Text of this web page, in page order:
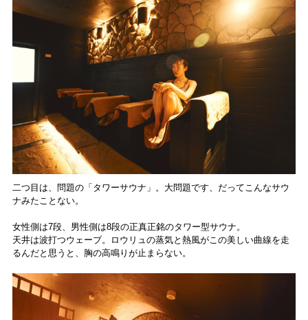
二つ目は、問題の「タワーサウナ」。大問題です、だってこんなサウ
ナみたことない。
女性側は7段、男性側は8段の正真正銘のタワー型サウナ。
天井は波打つウェーブ。ロウリュの蒸気と熱風がこの美しい曲線を走
るんだと思うと、胸の高鳴りが止まらない。